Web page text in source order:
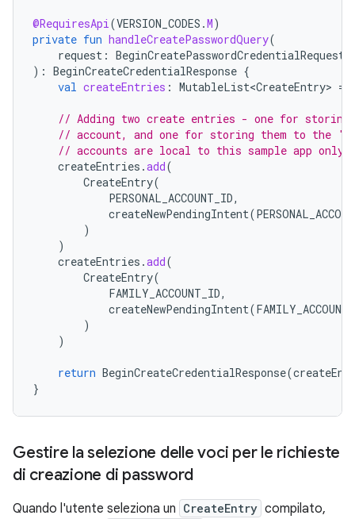
@RequiresApi(VERSION_CODES .M)
private fun handleCreatePasswordQuery(
request : BeginCreatePasswordCredentialRequest
): BeginCreateCredentialResponse {
val createEntries : MutableList<CreateEntry> =
// Adding two create entries - one for
// account, and one for storing them to the
// accounts are local to this sample app only.
createEntries .add(
CreateEntry(
PERSONAL_ACCOUNT_ID,
createNewPendingIntent(
)
)
createEntries .add(
CreateEntry(
FAMILY_ACCOUNT_ID,
createNewPendingIntent(
)
)
return BeginCreateCredentialResponse(
}
Gestire la selezione delle voci per le richieste
di creazione di password
Quando l'utente seleziona un CreateEntry compilato,